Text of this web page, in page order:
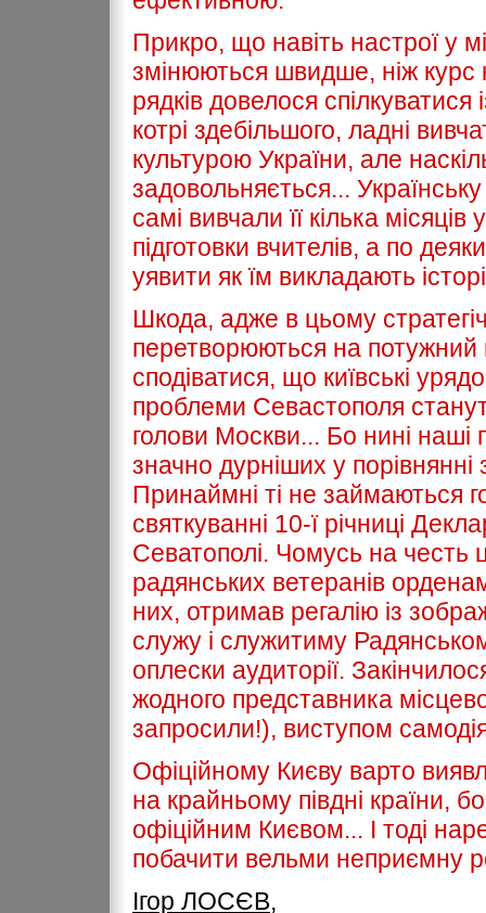
Прикро, що навіть настрої у
змінюються швидше, ніж курс
рядків довелося
котрі здебільшого, ладні
культурою України, але
задовольняється...
самі вивчали її кілька
підготовки вчителів, а по
уявити як їм викладають
Шкода, адже в цьому
перетворюються на потужний
сподіватися, що київські
проблеми Севастополя
голови Москви... Бо нині наші
значно дурніших у
Принаймні ті не займаються
святкуванні 10-ї річниці
Севатополі. Чомусь на честь
радянських ветеранів
них, отримав регалію із
служу і служитиму
оплески аудиторії.
жодного представника
запросили!), виступом
Офіційному Києву варто
на крайньому півдні країни,
офіційним Києвом... І тоді
побачити вельми неприємну
Ігор ЛОСЄВ,